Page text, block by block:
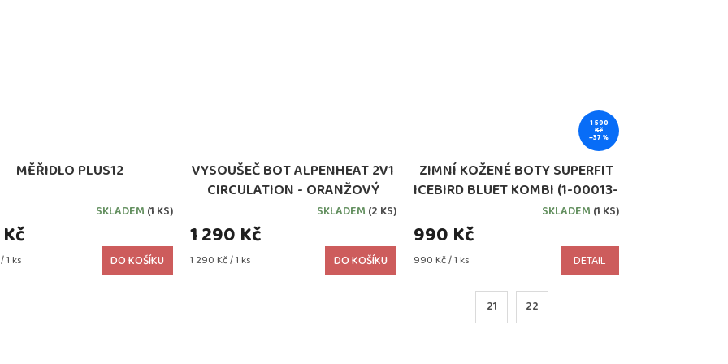
MĚŘIDLO PLUS12
SKLADEM (1 KS)
1 ks DO KOŠÍKU
VYSOUŠEČ BOT ALPENHEAT 2V1
CIRCULATION - ORANŽOVÝ
SKLADEM (2 KS)
1 290 Kč
Měrná
1 290 Kč / 1 ks DO KOŠÍKU
1 590
Kč
–37 %
ZIMNÍ KOŽENÉ BOTY SUPERFIT
ICEBIRD BLUET KOMBI (1-00013-
SKLADEM (1 KS)
990 Kč
Měrná
990 Kč / 1 ks DETAIL
21 22